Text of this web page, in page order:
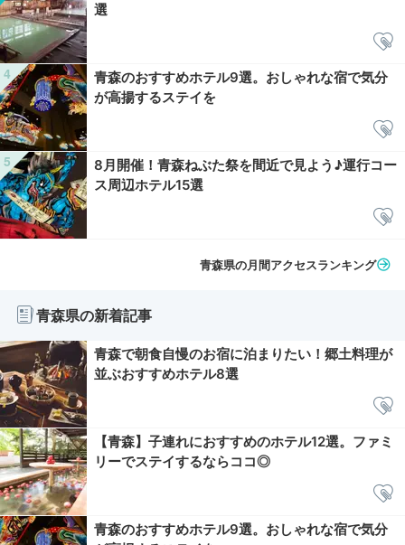
選
青森のおすすめホテル9選。おしゃれな宿で気分
が高揚するステイを
8月開催！青森ねぶた祭を間近で見よう♪運行コー
ス周辺ホテル15選
青森県の月間アクセスランキング
青森県の新着記事
青森で朝食自慢のお宿に泊まりたい！郷土料理が
並ぶおすすめホテル8選
【青森】子連れにおすすめのホテル12選。ファミ
リーでステイするならココ◎
青森のおすすめホテル9選。おしゃれな宿で気分